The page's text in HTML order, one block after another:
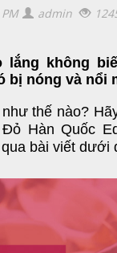
admin
lắng không
bị nóng và nổi
thế nào?
Hàn Quốc
bài viết dưới